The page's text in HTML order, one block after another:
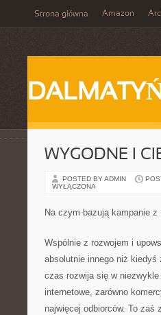
Strona główna Amazon
WYGODNE I
POSTED BY ADMIN
WYŁĄCZONA
Na czym bazują kampanie
Wspólnie z rozwojem i
absolutnie innego niż kiedyś
czas rozwija się w
internetowe, zarówno
najwięcej odbiorców. To